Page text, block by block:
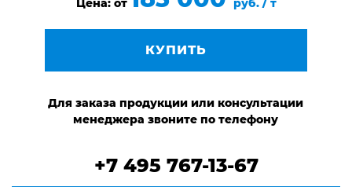
КУПИТЬ
Для заказа продукции или консультации
менеджера звоните по телефону
+7 495 767-13-67